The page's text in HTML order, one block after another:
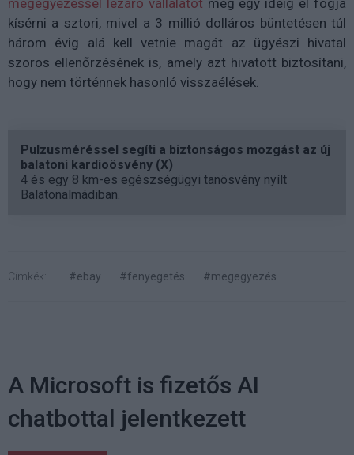
megegyezéssel lezáró vállalatot még egy ideig el fogja
kísérni a sztori, mivel a 3 millió dolláros büntetésen túl
három évig alá kell vetnie magát az ügyészi hivatal
szoros ellenőrzésének is, amely azt hivatott biztosítani,
hogy nem történnek hasonló visszaélések.
Pulzusméréssel segíti a biztonságos mozgást az új
balatoni kardioösvény (X)
4 és egy 8 km-es egészségügyi tanösvény nyílt
Balatonalmádiban.
Címkék: #ebay #fenyegetés #megegyezés
A Microsoft is fizetős AI
chatbottal jelentkezett